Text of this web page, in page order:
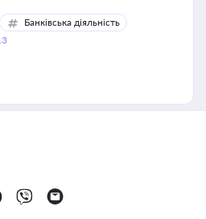
Банківська діяльність